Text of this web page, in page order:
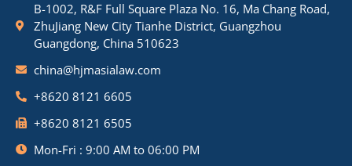
B-1002, R&F Full Square Plaza No. 16, Ma Chang Road,
ZhuJiang New City Tianhe District, Guangzhou
Guangdong, China 510623
china@hjmasialaw.com
+8620 8121 6605
+8620 8121 6505
Mon-Fri : 9:00 AM to 06:00 PM